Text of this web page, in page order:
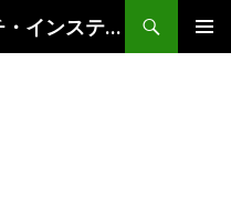
グローバルマクロ・リサーチ・インスティテュート